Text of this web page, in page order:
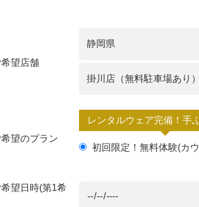
希望店舗
希望のプラン
レンタルウェア完備！手
初回限定！無料体験(カ
希望日時(第1希